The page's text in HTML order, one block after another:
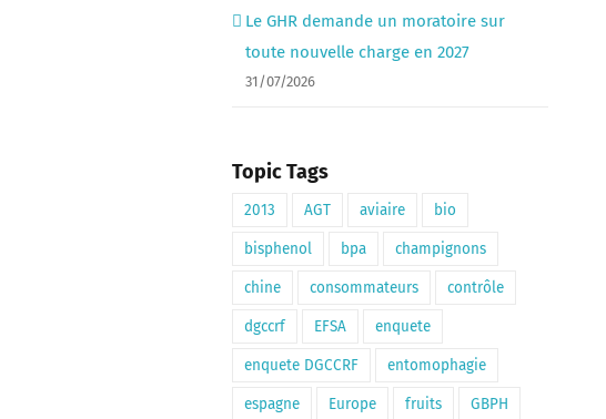
Le GHR demande un moratoire sur
toute nouvelle charge en 2027
31/07/2026
Topic Tags
2013 AGT aviaire bio
bisphenol bpa champignons
chine consommateurs contrôle
dgccrf EFSA enquete
enquete DGCCRF entomophagie
espagne Europe fruits GBPH